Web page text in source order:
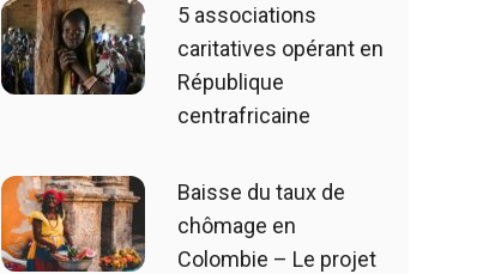
5 associations
caritatives opérant en
République
centrafricaine
Baisse du taux de
chômage en
Colombie – Le projet